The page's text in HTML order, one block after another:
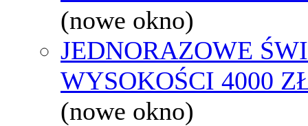
(nowe okno)
JEDNORAZOWE
WYSOKOŚCI 4000
(nowe okno)